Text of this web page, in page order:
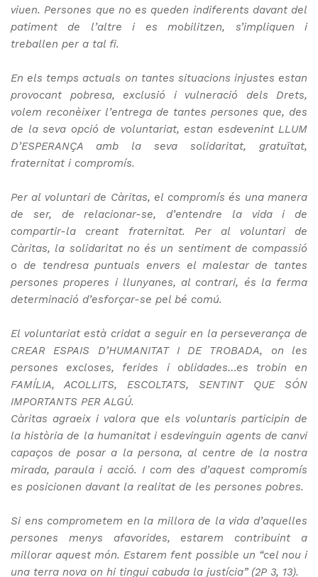
viuen. Persones que no es queden indiferents davant del
patiment de l’altre i es mobilitzen, s’impliquen i
treballen per a tal fi.
En els temps actuals on tantes situacions injustes estan
provocant pobresa, exclusió i vulneració dels Drets,
volem reconèixer l’entrega de tantes persones que, des
de la seva opció de voluntariat, estan esdevenint LLUM
D’ESPERANÇA amb la seva solidaritat, gratuïtat,
fraternitat i compromís.
Per al voluntari de Càritas, el compromís és una manera
de ser, de relacionar-se, d’entendre la vida i de
compartir-la creant fraternitat. Per al voluntari de
Càritas, la solidaritat no és un sentiment de compassió
o de tendresa puntuals envers el malestar de tantes
persones properes i llunyanes, al contrari, és la ferma
determinació d’esforçar-se pel bé comú.
El voluntariat està cridat a seguir en la perseverança de
CREAR ESPAIS D’HUMANITAT I DE TROBADA, on les
persones excloses, ferides i oblidades…es trobin en
FAMÍLIA, ACOLLITS, ESCOLTATS, SENTINT QUE SÓN
IMPORTANTS PER ALGÚ.
Càritas agraeix i valora que els voluntaris participin de
la història de la humanitat i esdevinguin agents de canvi
capaços de posar a la persona, al centre de la nostra
mirada, paraula i acció. I com des d’aquest compromís
es posicionen davant la realitat de les persones pobres.
Si ens comprometem en la millora de la vida d’aquelles
persones menys afavorides, estarem contribuint a
millorar aquest món. Estarem fent possible un “cel nou i
una terra nova on hi tingui cabuda la justícia” (2P 3, 13).